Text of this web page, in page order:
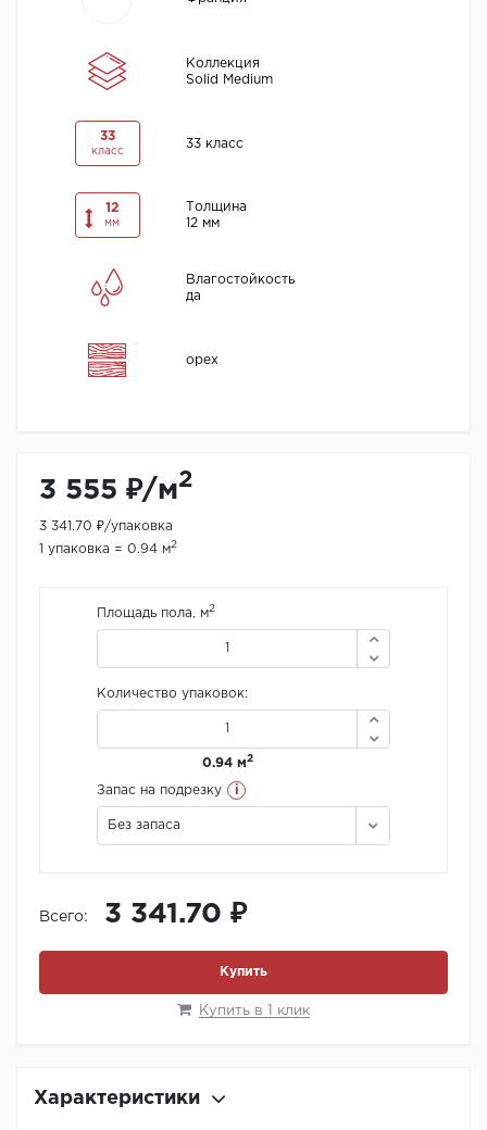
Коллекция
Solid Medium
33
класс
33 класс
12
мм
Толщина
12 мм
Влагостойкость
да
орех
3 555 ₽/м2
3 341.70 ₽/упаковка
1 упаковка = 0.94 м2
Площадь пола, м2
Количество упаковок:
0.94 м2
Запас на подрезку i
Без запаса
Всего: 3 341.70 ₽
Купить
Купить в 1 клик
Характеристики